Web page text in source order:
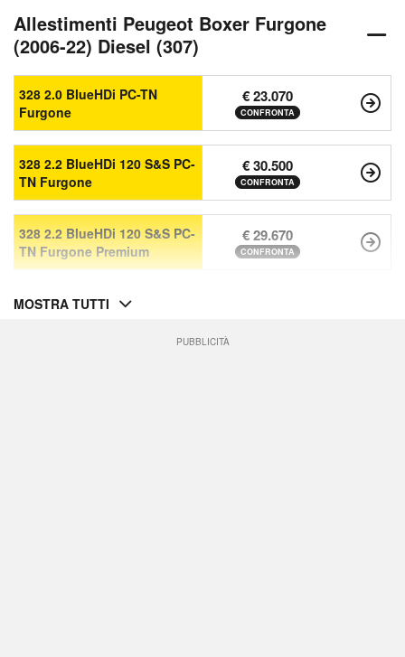
Allestimenti Peugeot Boxer Furgone
(2006-22) Diesel (307)
328 2.0 BlueHDi PC-TN
Furgone
€ 23.070
CONFRONTA
328 2.2 BlueHDi 120 S&S PC-
TN Furgone
€ 30.500
CONFRONTA
328 2.2 BlueHDi 120 S&S PC-
TN Furgone Premium
€ 29.670
CONFRONTA
MOSTRA TUTTI
PUBBLICITÀ